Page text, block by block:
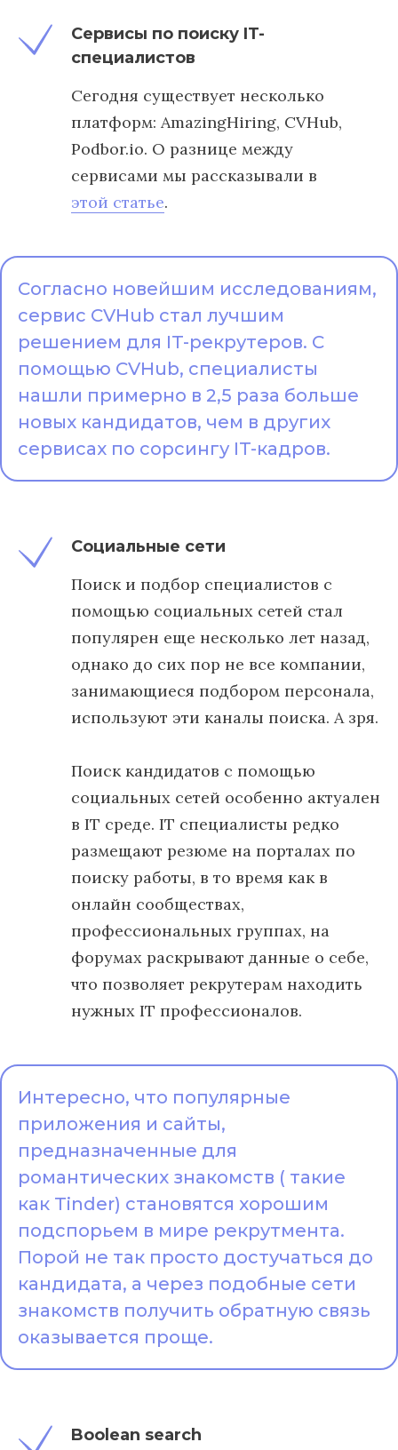
Сервисы по поиску IT-
специалистов
Сегодня существует несколько
платформ: AmazingHiring, CVHub,
Podbor.io. О разнице между
сервисами мы рассказывали в
этой статье.
Согласно новейшим исследованиям,
сервис CVHub стал лучшим
решением для IT-рекрутеров. С
помощью CVHub, специалисты
нашли примерно в 2,5 раза больше
новых кандидатов, чем в других
сервисах по сорсингу IT-кадров.
Социальные сети
Поиск и подбор специалистов с
помощью социальных сетей стал
популярен еще несколько лет назад,
однако до сих пор не все компании,
занимающиеся подбором персонала,
используют эти каналы поиска. А зря.
Поиск кандидатов с помощью
социальных сетей особенно актуален
в IT среде. IT специалисты редко
размещают резюме на порталах по
поиску работы, в то время как в
онлайн сообществах,
профессиональных группах, на
форумах раскрывают данные о себе,
что позволяет рекрутерам находить
нужных IT профессионалов.
Интересно, что популярные
приложения и сайты,
предназначенные для
романтических знакомств ( такие
как Tinder) становятся хорошим
подспорьем в мире рекрутмента.
Порой не так просто достучаться до
кандидата, а через подобные сети
знакомств получить обратную связь
оказывается проще.
Boolean search